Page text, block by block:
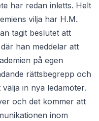
har redan inletts. Helt
vilja har H.M.
tagit beslutet att
han meddelar att
på egen
rättsbegrepp och
in nya ledamöter.
och det kommer att
inom